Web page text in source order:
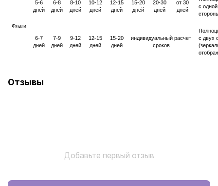
Флаги
5-6
дней
6-8
дней
8-10
дней
10-12
дней
12-15
дней
15-20
дней
20-30
дней
от 30
дней
с одной
6-7
дней
7-9
дней
9-12
дней
12-15
дней
15-20
дней
индивидуальный расчет
сроков
с двух
Отзывы
Добавьте первый отзыв